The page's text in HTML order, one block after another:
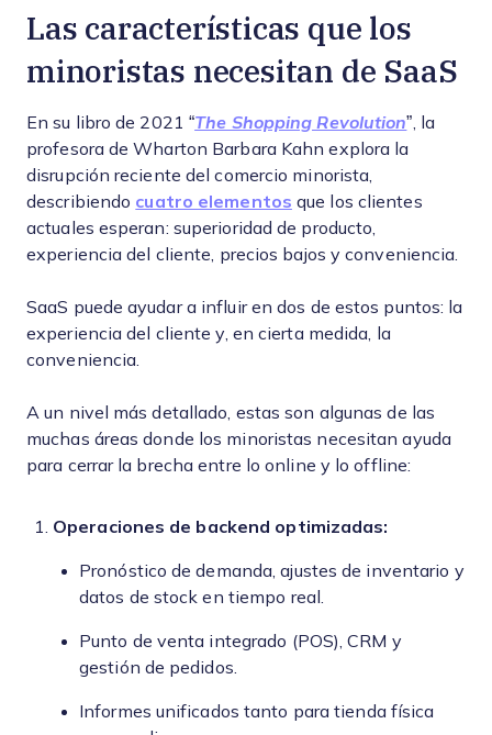
Las características que los
minoristas necesitan de SaaS
En su libro de 2021 “The Shopping Revolution”, la
profesora de Wharton Barbara Kahn explora la
disrupción reciente del comercio minorista,
describiendo cuatro elementos que los clientes
actuales esperan: superioridad de producto,
experiencia del cliente, precios bajos y conveniencia.
SaaS puede ayudar a influir en dos de estos puntos: la
experiencia del cliente y, en cierta medida, la
conveniencia.
A un nivel más detallado, estas son algunas de las
muchas áreas donde los minoristas necesitan ayuda
para cerrar la brecha entre lo online y lo offline:
Operaciones de backend optimizadas:
Pronóstico de demanda, ajustes de inventario y
datos de stock en tiempo real.
Punto de venta integrado (POS), CRM y
gestión de pedidos.
Informes unificados tanto para tienda física